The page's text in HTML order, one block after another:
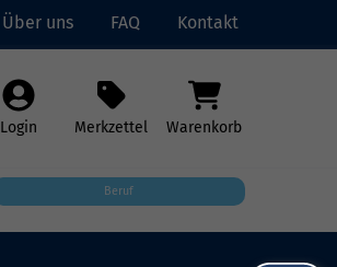
Über uns FAQ Kontakt
Login Merkzettel Warenkorb
Beruf